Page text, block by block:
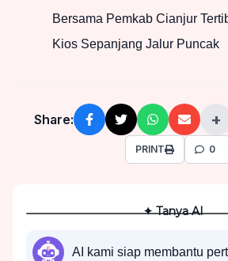
Bersama Pemkab Cianjur
Kios Sepanjang Jalur Puncak
Share: +
PRINT 0
✦ Tanya AI
AI kami siap membantu